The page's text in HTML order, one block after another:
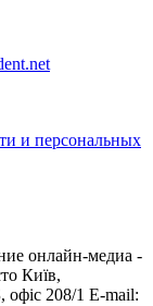
и персональных
онлайн-медиа -
Київ,
208/1 E-mail: